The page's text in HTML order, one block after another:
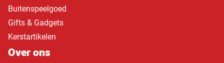
Buitenspeelgoed
Gifts & Gadgets
Kerstartikelen
Over ons